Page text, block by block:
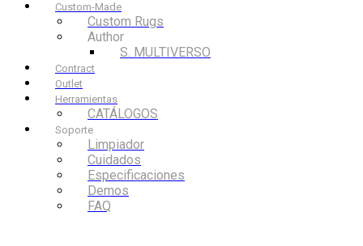
Custom-Made
Custom Rugs
Author
S. MULTIVERSO
Contract
Outlet
Herramientas
CATÁLOGOS
Soporte
Limpiador
Cuidados
Especificaciones
Demos
FAQ